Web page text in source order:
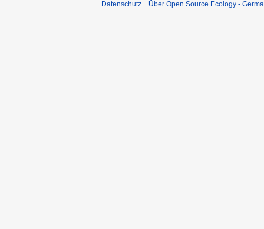
Datenschutz Über Open Source Ecology -